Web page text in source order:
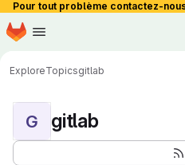
Pour tout problème contactez-
Skip to main content
Homepage
ExploreTopicsgitlab
G gitlab